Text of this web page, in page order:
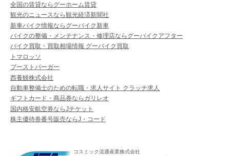
全国の賃貸ならグーホーム賃貸
観光のニュースなら観光経済新聞社
新車バイク情報ならグーバイク新車
バイクの整備・メンテナンス・修理店ならグーバイクアフター
バイク買取・買取相場情報 グーバイク買取
トマロッソ
ブーストバーガー
西養鰻株式会社
自動車整備士のための転職・求人サイト クラッチ求人
ギフトカード・商品券ならガリレオ
国内格安航空券ならJチケット
株主優待券番号販売ならJ・コード
コスミック流通産業株式会社